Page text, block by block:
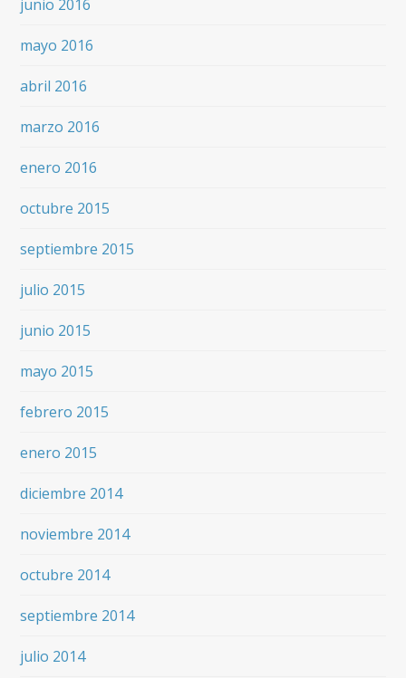
junio 2016
mayo 2016
abril 2016
marzo 2016
enero 2016
octubre 2015
septiembre 2015
julio 2015
junio 2015
mayo 2015
febrero 2015
enero 2015
diciembre 2014
noviembre 2014
octubre 2014
septiembre 2014
julio 2014